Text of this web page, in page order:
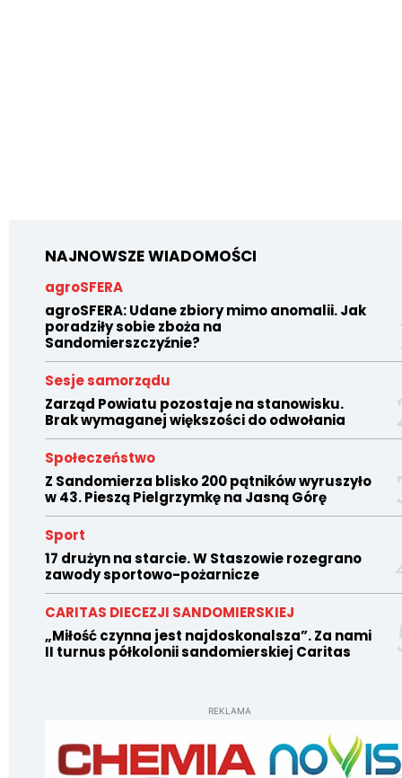
NAJNOWSZE WIADOMOŚCI
agroSFERA
agroSFERA: Udane zbiory mimo anomalii. Jak
poradziły sobie zboża na
Sandomierszczyźnie?
Sesje samorządu
Zarząd Powiatu pozostaje na stanowisku.
Brak wymaganej większości do odwołania
Społeczeństwo
Z Sandomierza blisko 200 pątników wyruszyło
w 43. Pieszą Pielgrzymkę na Jasną Górę
Sport
17 drużyn na starcie. W Staszowie rozegrano
zawody sportowo-pożarnicze
CARITAS DIECEZJI SANDOMIERSKIEJ
„Miłość czynna jest najdoskonalsza”. Za nami
II turnus półkolonii sandomierskiej Caritas
REKLAMA